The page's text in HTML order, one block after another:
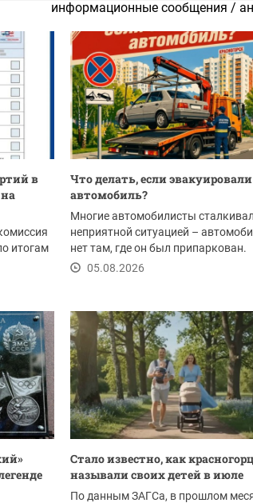
информационные сообщения /
в
итогам
Что делать, если эвакуировали
автомобиль?
Многие автомобилисты
неприятной ситуацией –
нет там, где он был припаркован.
Шансы на такое...
05.08.2026
Стало известно, как
называли своих детей в июле
По данным ЗАГСа, в прошлом